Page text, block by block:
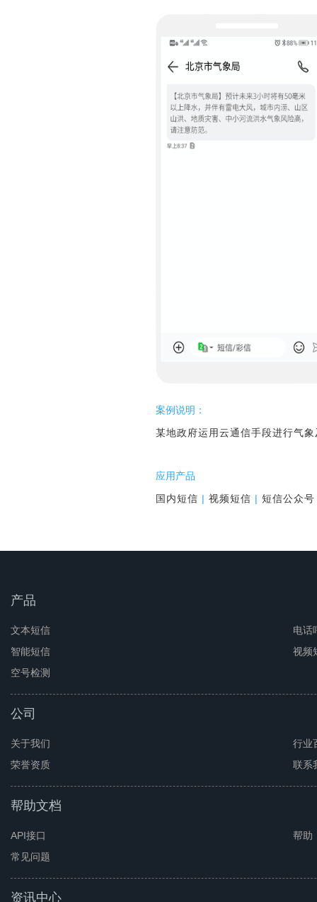
案例说明：
某地政府运用云通信手段进行气
应用产品
国内短信 | 视频短信 | 短信公众号
产品
文本短信
电话
智能短信
视频
空号检测
公司
关于我们
行业
荣誉资质
联系
帮助文档
API接口
帮助
常见问题
资讯中心